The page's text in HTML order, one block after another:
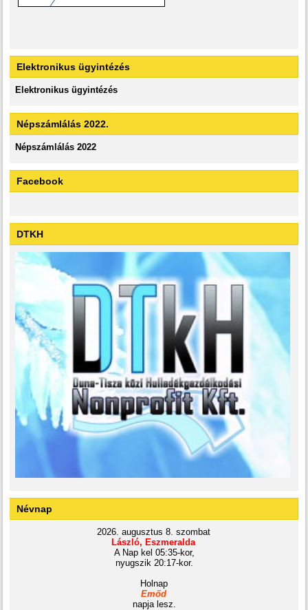
Elektronikus ügyintézés
Elektronikus ügyintézés
Népszámlálás 2022.
Népszámlálás 2022
Facebook
DTKH
Névnap
2026. augusztus 8. szombat
László, Eszmeralda
A Nap kel 05:35-kor,
nyugszik 20:17-kor.
Holnap
Emőd
napja lesz.